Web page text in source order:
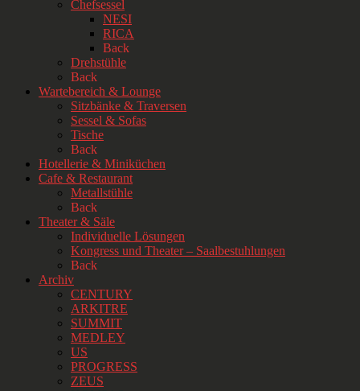
Chefsessel
NESI
RICA
Back
Drehstühle
Back
Wartebereich & Lounge
Sitzbänke & Traversen
Sessel & Sofas
Tische
Back
Hotellerie & Miniküchen
Cafe & Restaurant
Metallstühle
Back
Theater & Säle
Individuelle Lösungen
Kongress und Theater – Saalbestuhlungen
Back
Archiv
CENTURY
ARKITRE
SUMMIT
MEDLEY
US
PROGRESS
ZEUS